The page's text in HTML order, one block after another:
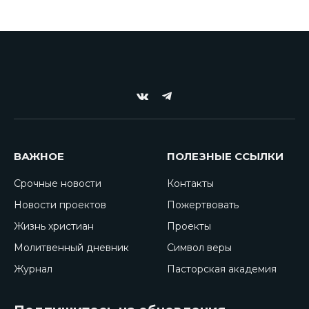
VKontakte
Telegram
ВАЖНОЕ
Срочные новости
Новости проектов
Жизнь христиан
Молитвенный дневник
Журнал
ПОЛЕЗНЫЕ ССЫЛКИ
Контакты
Пожертвовать
Проекты
Символ веры
Пасторская академия